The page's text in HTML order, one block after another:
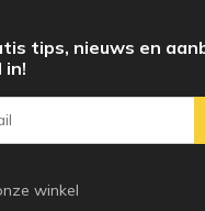
tips, nieuws en
in!
winkel